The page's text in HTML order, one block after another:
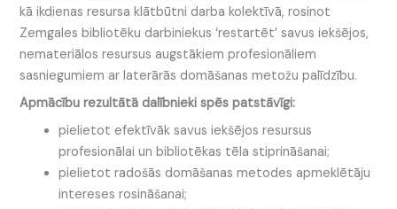
kā ikdienas resursa klātbūtni darba kolektīvā, rosinot
Zemgales bibliotēku darbiniekus ‘restartēt’ savus iekšējos,
nemateriālos resursus augstākiem profesionāliem
sasniegumiem ar laterārās domāšanas metožu palīdzību.
Apmācību rezultātā dalībnieki spēs patstāvīgi:
pielietot efektīvāk savus iekšējos resursus
profesionālai un bibliotēkas tēla stiprināšanai;
pielietot radošās domāšanas metodes apmeklētāju
intereses rosināšanai;